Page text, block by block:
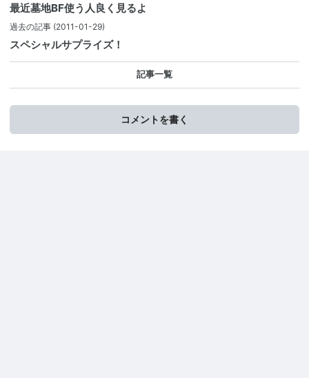
最近墓地BF使う人良く見るよ
過去の記事 (2011-01-29)
スペシャルサプライズ！
記事一覧
コメントを書く